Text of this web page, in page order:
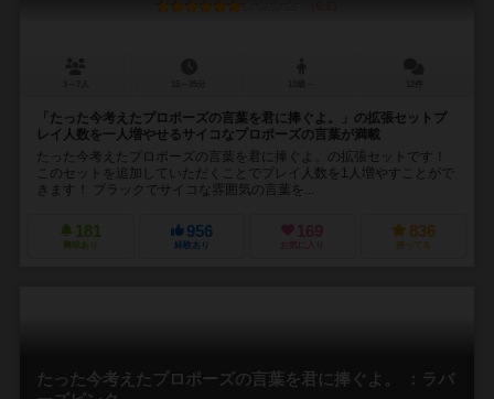
「たった今考えたプロポーズの言葉を君に捧ぐよ。」の拡張セットプ
レイ人数を一人増やせるサイコなプロポーズの言葉が満載
たった今考えたプロポーズの言葉を君に捧ぐよ。の拡張セットです！
このセットを追加していただくことでプレイ人数を1人増やすことがで
きます！ ブラックでサイコな雰囲気の言葉を...
181
興味あり
956
経験あり
169
お気に入り
836
持ってる
たった今考えたプロポーズの言葉を君に捧ぐよ。 ：ラバ